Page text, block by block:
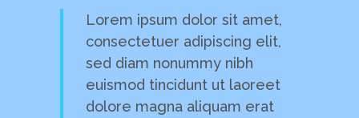
Lorem ipsum dolor sit amet,
consectetuer adipiscing elit,
sed diam nonummy nibh
euismod tincidunt ut laoreet
dolore magna aliquam erat